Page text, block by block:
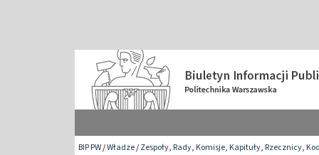
BIP PW/Władze/Zespoły, Rady, Komisje, Kapituły, Rzecznicy,